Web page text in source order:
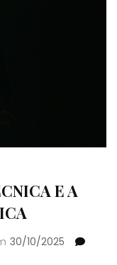
E A
30/10/2025